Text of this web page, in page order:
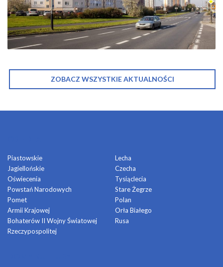
ZOBACZ WSZYSTKIE AKTUALNOŚCI
Piastowskie
Jagiellońskie
Oświecenia
Powstań Narodowych
Pomet
Armii Krajowej
Bohaterów II Wojny Światowej
Rzeczypospolitej
Lecha
Czecha
Tysiąclecia
Stare Żegrze
Polan
Orła Białego
Rusa